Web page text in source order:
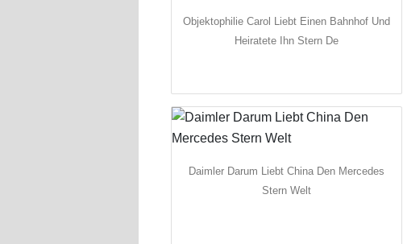
Objektophilie Carol Liebt Einen Bahnhof Und
Heiratete Ihn Stern De
Daimler Darum Liebt China Den Mercedes
Stern Welt